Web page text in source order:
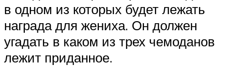
в одном из которых будет лежать
награда для жениха. Он должен
угадать в каком из трех чемоданов
лежит приданное.